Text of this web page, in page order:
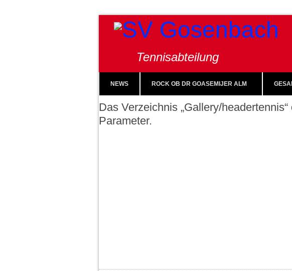
Tennisabteilung
NEWS ROCK OB DR GOASEMIJER ALM
Das Verzeichnis „Gallery/
Parameter.